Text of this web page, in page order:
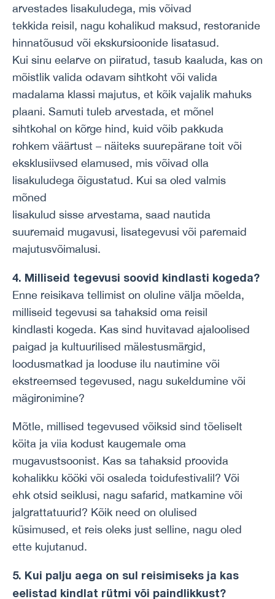
arvestades lisakuludega, mis võivad
tekkida reisil, nagu kohalikud maksud, restoranide
hinnatõusud või ekskursioonide lisatasud.
Kui sinu eelarve on piiratud, tasub kaaluda, kas on
mõistlik valida odavam sihtkoht või valida
madalama klassi majutus, et kõik vajalik mahuks
plaani. Samuti tuleb arvestada, et mõnel
sihtkohal on kõrge hind, kuid võib pakkuda
rohkem väärtust – näiteks suurepärane toit või
eksklusiivsed elamused, mis võivad olla
lisakuludega õigustatud. Kui sa oled valmis
mõned
lisakulud sisse arvestama, saad nautida
suuremaid mugavusi, lisategevusi või paremaid
majutusvõimalusi.
4. Milliseid tegevusi soovid kindlasti kogeda?
Enne reisikava tellimist on oluline välja mõelda,
milliseid tegevusi sa tahaksid oma reisil
kindlasti kogeda. Kas sind huvitavad ajaloolised
paigad ja kultuurilised mälestusmärgid,
loodusmatkad ja looduse ilu nautimine või
ekstreemsed tegevused, nagu sukeldumine või
mägironimine?
Mõtle, millised tegevused võiksid sind tõeliselt
köita ja viia kodust kaugemale oma
mugavustsoonist. Kas sa tahaksid proovida
kohalikku kööki või osaleda toidufestivalil? Või
ehk otsid seiklusi, nagu safarid, matkamine või
jalgrattatuurid? Kõik need on olulised
küsimused, et reis oleks just selline, nagu oled
ette kujutanud.
5. Kui palju aega on sul reisimiseks ja kas
eelistad kindlat rütmi või paindlikkust?